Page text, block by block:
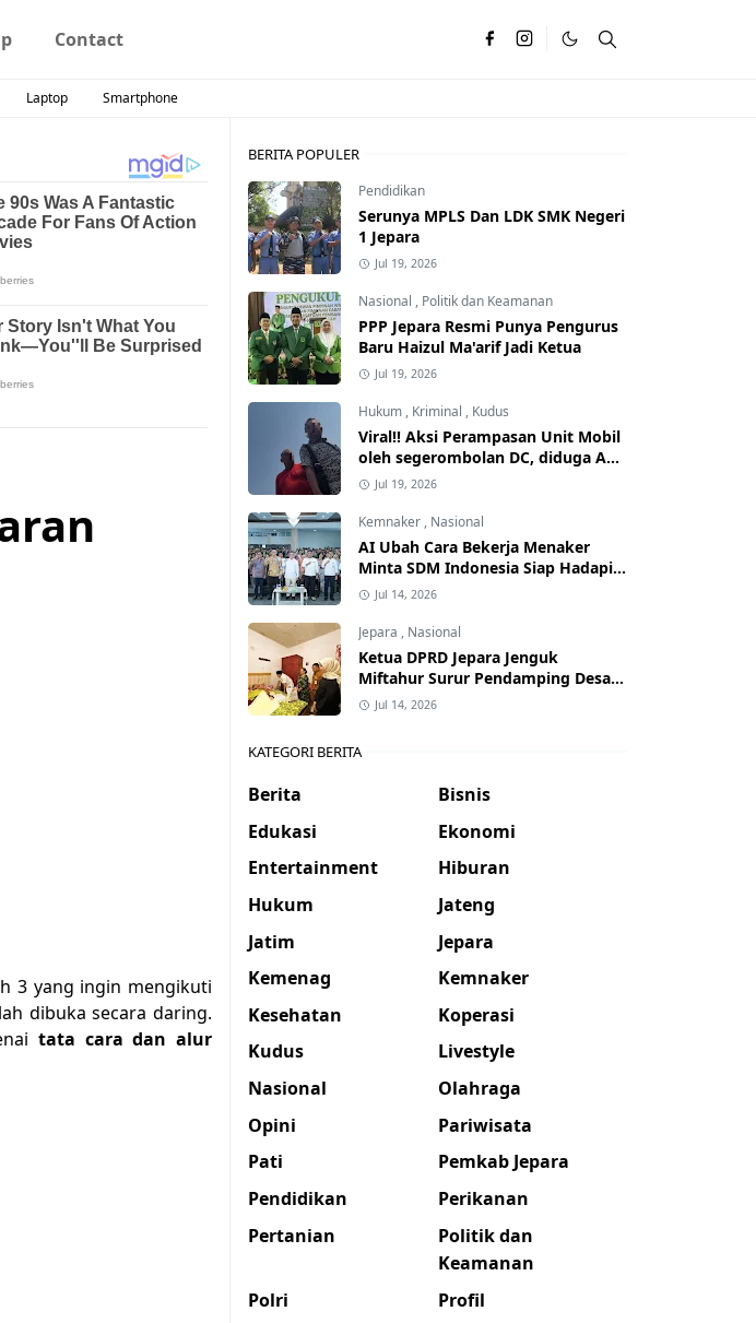
Contact
Laptop Smartphone
3 yang ingin mengikuti
dibuka secara daring.
tata cara dan alur
BERITA POPULER
Pendidikan
Serunya MPLS Dan LDK SMK Negeri
1 Jepara
Jul 19, 2026
Nasional , Politik dan Keamanan
PPP Jepara Resmi Punya Pengurus
Baru Haizul Ma'arif Jadi Ketua
Jul 19, 2026
Hukum , Kriminal , Kudus
Viral!! Aksi Perampasan Unit Mobil
oleh segerombolan DC, diduga Ada
Dalangnya
Jul 19, 2026
Kemnaker , Nasional
AI Ubah Cara Bekerja Menaker
Minta SDM Indonesia Siap Hadapi
Dunia Kerja Baru
Jul 14, 2026
Jepara , Nasional
Ketua DPRD Jepara Jenguk
Miftahur Surur Pendamping Desa
yang Sakit
Jul 14, 2026
KATEGORI BERITA
Berita
Bisnis
Edukasi
Ekonomi
Entertainment
Hiburan
Hukum
Jateng
Jatim
Jepara
Kemenag
Kemnaker
Kesehatan
Koperasi
Kudus
Livestyle
Nasional
Olahraga
Opini
Pariwisata
Pati
Pemkab Jepara
Pendidikan
Perikanan
Pertanian
Politik dan
Keamanan
Polri
Profil